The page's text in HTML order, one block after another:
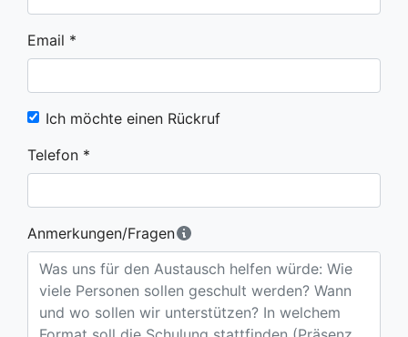
Email *
Ich möchte einen Rückruf
Telefon *
Anmerkungen/Fragen